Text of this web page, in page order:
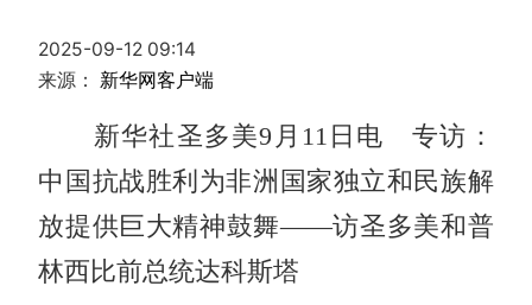
2025-09-12 09:14
来源： 新华网客户端
新华社圣多美9月11日电 专访：
中国抗战胜利为非洲国家独立和民族解
放提供巨大精神鼓舞——访圣多美和普
林西比前总统达科斯塔